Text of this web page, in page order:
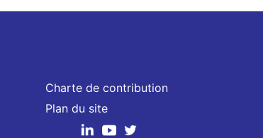
Charte de contribution
Plan du site